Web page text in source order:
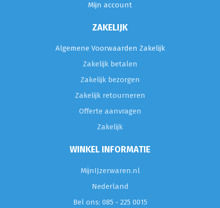
Mijn account
ZAKELIJK
Algemene Voorwaarden Zakelijk
Zakelijk betalen
Zakelijk bezorgen
Zakelijk retourneren
Offerte aanvragen
Zakelijk
WINKEL INFORMATIE
MijnIJzerwaren.nl
Nederland
Bel ons: 085 - 225 0015